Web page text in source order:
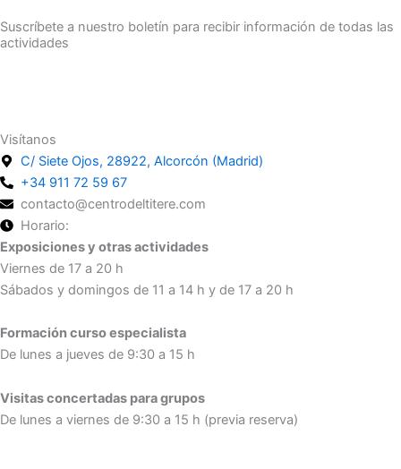
Suscríbete a nuestro boletín para recibir información de todas las
actividades
Visítanos
C/ Siete Ojos, 28922, Alcorcón (Madrid)
+34 911 72 59 67
contacto@centrodeltitere.com
Horario:
Exposiciones y otras actividades
Viernes de 17 a 20 h
Sábados y domingos de 11 a 14 h y de 17 a 20 h
Formación curso especialista
De lunes a jueves de 9:30 a 15 h
Visitas concertadas para grupos
De lunes a viernes de 9:30 a 15 h (previa reserva)